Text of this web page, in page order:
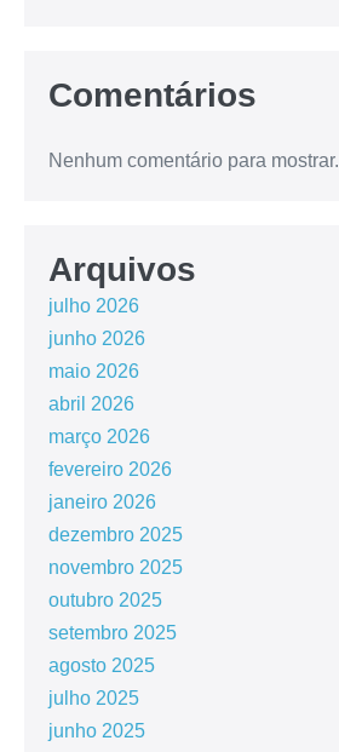
Comentários
Nenhum comentário para mostrar.
Arquivos
julho 2026
junho 2026
maio 2026
abril 2026
março 2026
fevereiro 2026
janeiro 2026
dezembro 2025
novembro 2025
outubro 2025
setembro 2025
agosto 2025
julho 2025
junho 2025